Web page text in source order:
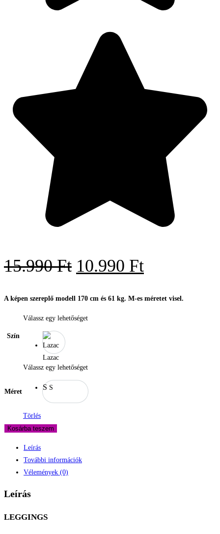
15.990Ft Original
was:
15.990 Ft.
10.990 FtCurrent
is:
A képen szereplő modell 170 cm és 61 kg. M-es méretet visel.
Szín
Válassz egy lehetőséget
Lazac
Méret
Válassz egy lehetőséget
S S
Törlés
SCRUNCH
-
mennyiség
Kosárba teszem
Leírás
További információk
Vélemények (0)
Leírás
LEGGINGS